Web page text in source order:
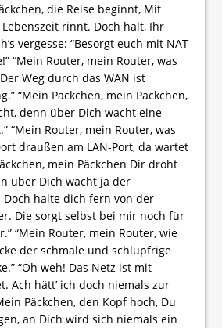
die Reise beginnt, Mit
rinnt. Doch halt, Ihr
vergesse: “Besorgt euch mit NAT
“Mein Router, mein Router, was
Weg durch das WAN ist
“Mein Päckchen, mein Päckchen,
denn über Dich wacht eine
“Mein Router, mein Router, was
draußen am LAN-Port, da wartet
mein Päckchen Dir droht
über Dich wacht ja der
Doch halte dich fern von der
Die sorgt selbst bei mir noch für
“Mein Router, mein Router, wie
der schmale und schlüpfrige
“Oh weh! Das Netz ist mit
Ach hätt’ ich doch niemals zur
Päckchen, den Kopf hoch, Du
an Dich wird sich niemals ein